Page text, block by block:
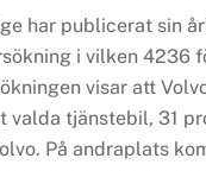
har publicerat sin
i vilken 4236
visar att
valda tjänstebil, 31
På andraplats